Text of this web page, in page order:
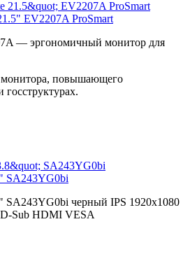
EV2207A ProSmart
— эргономичный монитор для
монитора, повышающего
SA243YG0bi
черный IPS 1920x1080
D-Sub HDMI VESA